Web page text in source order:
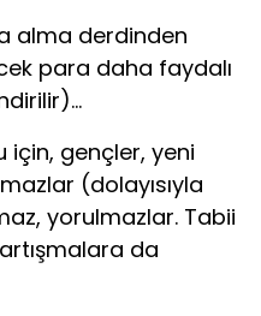
alma derdinden
para daha faydalı
için, gençler, yeni
(dolayısıyla
yorulmazlar. Tabii
da